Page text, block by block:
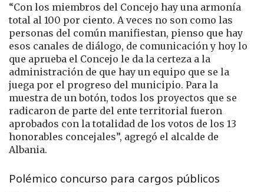
“Con los miembros del Concejo hay una armonía
total al 100 por ciento. A veces no son como las
personas del común manifiestan, pienso que hay
esos canales de diálogo, de comunicación y hoy lo
que aprueba el Concejo le da la certeza a la
administración de que hay un equipo que se la
juega por el progreso del municipio. Para la
muestra de un botón, todos los proyectos que se
radicaron de parte del ente territorial fueron
aprobados con la totalidad de los votos de los 13
honorables concejales”, agregó el alcalde de
Albania.
Polémico concurso para cargos públicos